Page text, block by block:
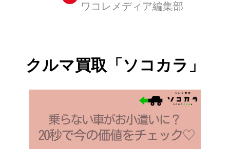
ができ、iPhoneが近くになくても使え
ワコレメディア編集部
クルマ買取「ソコカラ」